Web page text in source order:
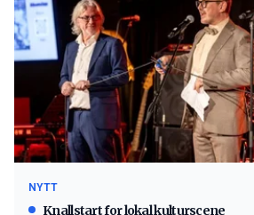
NYTT
Knallstart for lokal kulturscene